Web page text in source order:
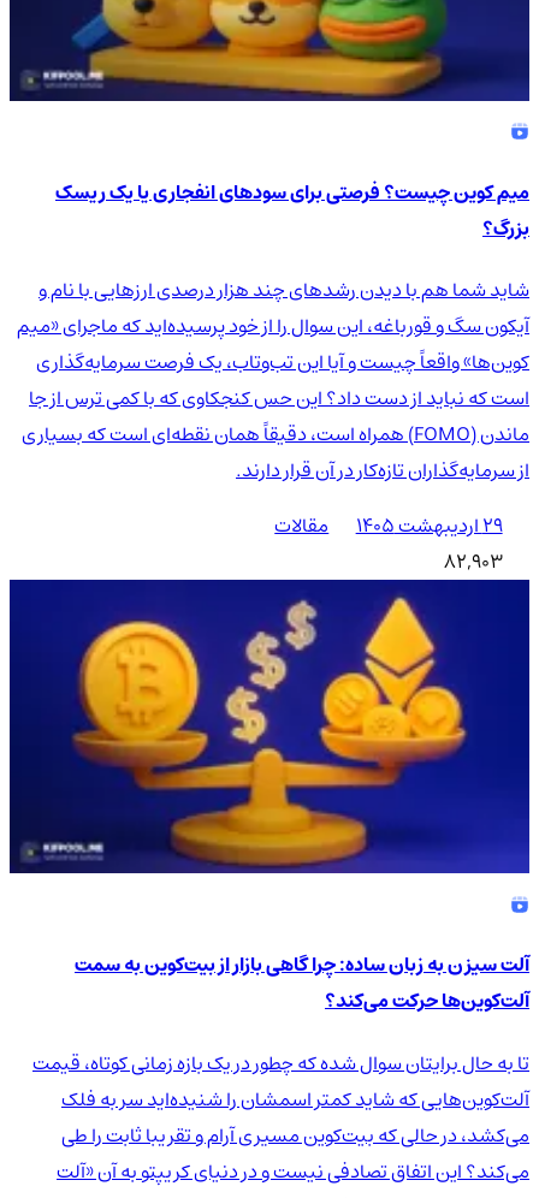
میم کوین چیست؟ فرصتی برای سودهای انفجاری یا یک ریسک
بزرگ؟
شاید شما هم با دیدن رشدهای چند هزار درصدی ارزهایی با نام و
آیکون سگ و قورباغه، این سوال را از خود پرسیده‌اید که ماجرای «میم
کوین‌ها» واقعاً چیست و آیا این تب‌وتاب، یک فرصت سرمایه‌گذاری
است که نباید از دست داد؟ این حس کنجکاوی که با کمی ترس از جا
ماندن (FOMO) همراه است، دقیقاً همان نقطه‌ای است که بسیاری
از سرمایه‌گذاران تازه‌کار در آن قرار دارند.
۲۹ اردیبهشت ۱۴۰۵
مقالات
82,903
آلت سیزن به زبان ساده: چرا گاهی بازار از بیت‌کوین به سمت
آلت‌کوین‌ها حرکت می‌کند؟
تا به حال برایتان سوال شده که چطور در یک بازه زمانی کوتاه، قیمت
آلت‌کوین‌هایی که شاید کمتر اسمشان را شنیده‌اید سر به فلک
می‌کشد، در حالی که بیت‌کوین مسیری آرام و تقریبا ثابت را طی
می‌کند؟ این اتفاق تصادفی نیست و در دنیای کریپتو به آن «آلت